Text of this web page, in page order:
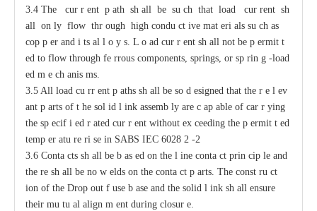
3.4 The cur r ent p ath sh all be su ch that load cur rent sh
all on ly flow thr ough high condu ct ive mat eri als su ch as
cop p er and i ts al l o y s. L o ad cur r ent sh all not be p ermit t
ed to flow through fe rrous components, springs, or sp rin g -load
ed m e ch anis ms.
3.5 All load cu rr ent p aths sh all be so d esigned that the r e l ev
ant p arts of t he sol id l ink assemb ly are c ap able of car r ying
the sp ecif i ed r ated cur r ent without ex ceeding the p ermit t ed
temp er atu re ri se in SABS IEC 6028 2 -2
3.6 Conta cts sh all be b as ed on the l ine conta ct prin cip le and
the re sh all be no w elds on the conta ct p arts. The const ru ct
ion of the Drop out f use b ase and the solid l ink sh all ensure
their mu tu al align m ent during closur e.